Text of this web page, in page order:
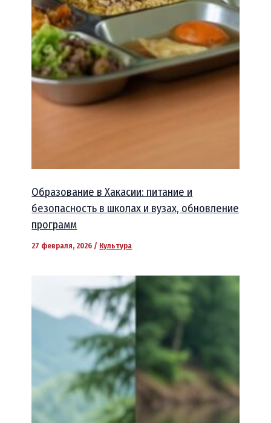
Образование в Хакасии: питание и
безопасность в школах и вузах, обновление
программ
27 февраля, 2026 / Культура